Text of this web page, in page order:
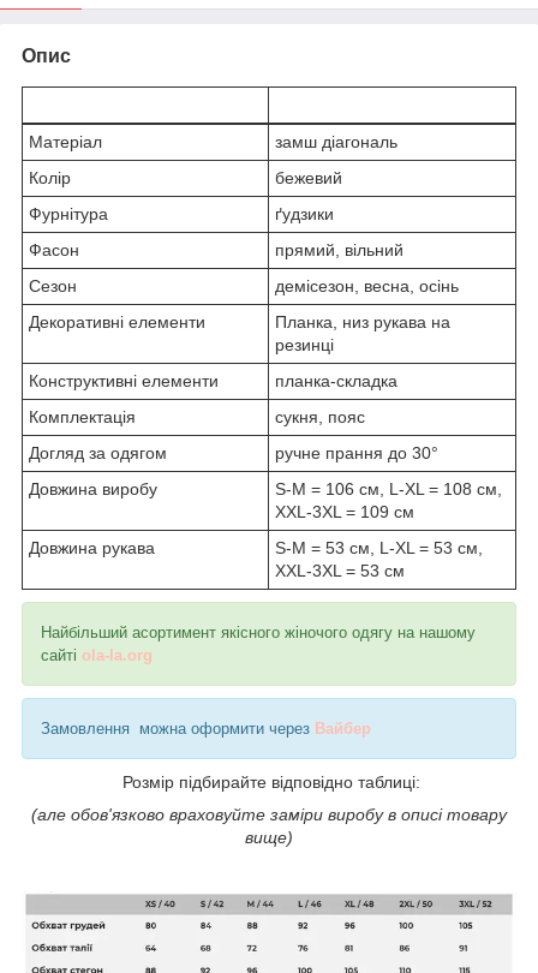
Опис
Матеріал
замш діагональ
Колір
бежевий
Фурнітура
ґудзики
Фасон
прямий, вільний
Сезон
демісезон, весна, осінь
Декоративні елементи
Планка, низ рукава на
резинці
Конструктивні елементи
планка-складка
Комплектація
сукня, пояс
Догляд за одягом
ручне прання до 30°
Довжина виробу
S-M = 106 см, L-XL = 108 см,
XXL-3XL = 109 см
Довжина рукава
S-M = 53 см, L-XL = 53 см,
XXL-3XL = 53 см
Найбільший асортимент якісного жіночого одягу на нашому
сайті ola-la.org
Замовлення можна оформити через Вайбер
Розмір підбирайте відповідно таблиці:
(але обов'язково враховуйте заміри виробу в описі товару
вище)